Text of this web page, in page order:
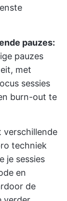
pauzes:
pauzes
met
sessies
burn-out te
verschillende
techniek
je sessies
en
de